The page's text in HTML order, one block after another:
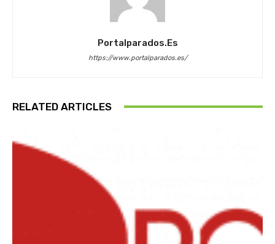
Portalparados.es
https://www.portalparados.es/
RELATED ARTICLES